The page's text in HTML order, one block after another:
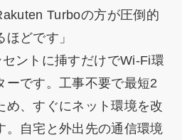
Turboの方が圧倒的
どです」
ントに挿すだけでWi-Fi環
ーです。工事不要で最短2
め、すぐにネット環境を改
。自宅と外出先の通信環境